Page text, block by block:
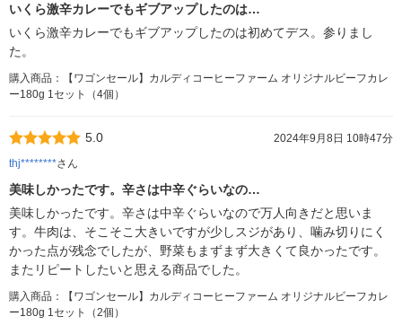
いくら激辛カレーでもギブアップしたのは…
いくら激辛カレーでもギブアップしたのは初めてデス。参りまし
た。
購入商品：【ワゴンセール】カルディコーヒーファーム オリジナルビーフカレ
ー180g 1セット（4個）
5.0
2024年9月8日 10時47分
thj********さん
美味しかったです。辛さは中辛ぐらいなの…
美味しかったです。辛さは中辛ぐらいなので万人向きだと思いま
す。牛肉は、そこそこ大きいですが少しスジがあり、噛み切りにく
かった点が残念でしたが、野菜もまずまず大きくて良かったです。
またリピートしたいと思える商品でした。
購入商品：【ワゴンセール】カルディコーヒーファーム オリジナルビーフカレ
ー180g 1セット（2個）